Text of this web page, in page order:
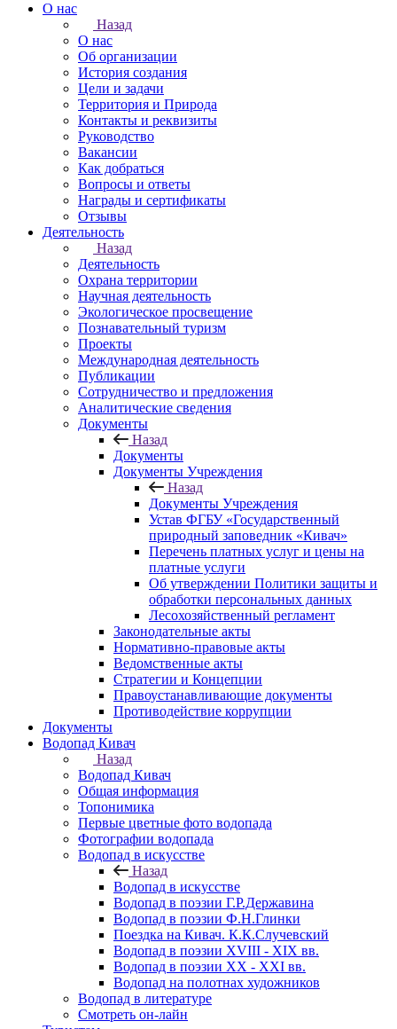
О нас
Назад
О нас
Об организации
История создания
Цели и задачи
Территория и Природа
Контакты и реквизиты
Руководство
Вакансии
Как добраться
Вопросы и ответы
Награды и сертификаты
Отзывы
Деятельность
Назад
Деятельность
Охрана территории
Научная деятельность
Экологическое просвещение
Познавательный туризм
Проекты
Международная деятельность
Публикации
Сотрудничество и предложения
Аналитические сведения
Документы
Назад
Документы
Документы Учреждения
Назад
Документы Учреждения
Устав ФГБУ «Государственный
природный заповедник «Кивач»
Перечень платных услуг и цены на
платные услуги
Об утверждении Политики защиты и
обработки персональных данных
Лесохозяйственный регламент
Законодательные акты
Нормативно-правовые акты
Ведомственные акты
Стратегии и Концепции
Правоустанавливающие документы
Противодействие коррупции
Документы
Водопад Кивач
Назад
Водопад Кивач
Общая информация
Топонимика
Первые цветные фото водопада
Фотографии водопада
Водопад в искусстве
Назад
Водопад в искусстве
Водопад в поэзии Г.Р.Державина
Водопад в поэзии Ф.Н.Глинки
Поездка на Кивач. К.К.Случевский
Водопад в поэзии XVIII - XIX вв.
Водопад в поэзии XX - XXI вв.
Водопад на полотнах художников
Водопад в литературе
Смотреть он-лайн